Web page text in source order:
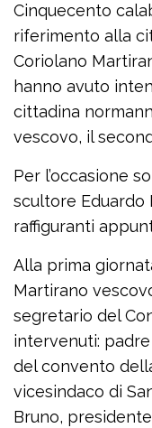
Cinquecento
riferimento alla
Coriolano
hanno avuto
cittadina
vescovo, il
Per l’occasione
scultore Eduardo
raffiguranti
Alla prima
Martirano
segretario del
intervenuti:
del convento
vicesindaco di
Bruno,